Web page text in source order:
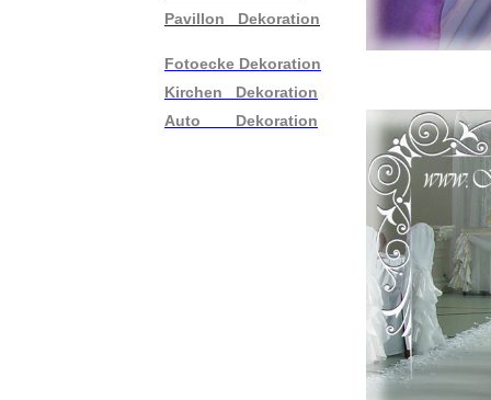
Pavillon Dekoration
Fotoecke Dekoration
Kirchen Dekoration
Auto Dekoration